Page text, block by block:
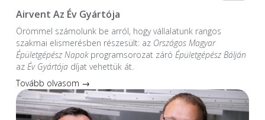
Airvent Az Év Gyártója
Örömmel számolunk be arról, hogy vállalatunk rangos
szakmai elismerésben részesült: az Országos Magyar
Épületgépész Napokprogramsorozat záró Épületgépész Bálján
az Év Gyártójadíjat vehettük át.
Tovább olvasom →